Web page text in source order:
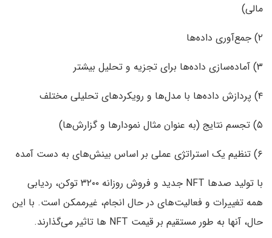
مالی)
۲) جمع‌آوری داده‌ها
۳) آماده‌سازی داده‌ها برای تجزیه و تحلیل بیشتر
۴) پردازش داده‌ها با مدل‌ها و رویکردهای تحلیلی مختلف
۵) تجسم نتایج (به عنوان مثال نمودارها و گزارش‌ها)
۶) تنظیم یک استراتژی عملی بر اساس بینش‌های به دست آمده
با تولید صدها NFT جدید و فروش روزانه ۳۲۰۰ توکن، ردیابی
همه تغییرات و فعالیت‌های در حال انجام، غیرممکن است. با این
حال، آنها به طور مستقیم بر قیمت NFT ها تاثیر می‌گذارند.